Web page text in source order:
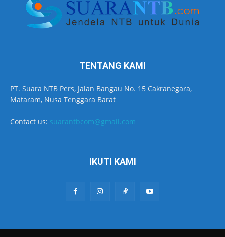
TENTANG KAMI
PT. Suara NTB Pers, Jalan Bangau No. 15 Cakranegara,
Mataram, Nusa Tenggara Barat
Contact us: suarantbcom@gmail.com
IKUTI KAMI